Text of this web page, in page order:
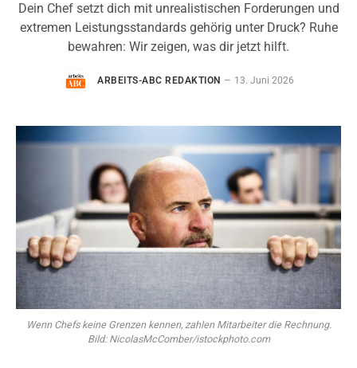
Dein Chef setzt dich mit unrealistischen Forderungen und
extremen Leistungsstandards gehörig unter Druck? Ruhe
bewahren: Wir zeigen, was dir jetzt hilft.
ARBEITS-ABC REDAKTION 13. Juni 2026
Wenn Chefs keine Grenzen kennen, zahlen Mitarbeiter die Rechnung.
Bild: NicolasMcComber/istockphoto.com